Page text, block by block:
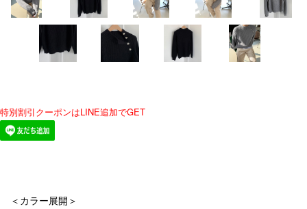
特別割引クーポンはLINE追加でGET
＜カラー展開＞